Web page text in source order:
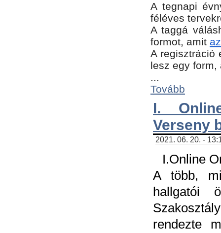
A tegnapi
féléves
A taggá
formot, amit
A regisztráció
lesz egy
...
Tovább
I.
Verseny
2021. 06. 20. -
I.Online
A több,
hallgatói
rendezte